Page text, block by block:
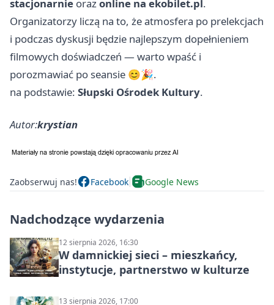
stacjonarnie orazonline na ekobilet.pl.
Organizatorzy liczą na to, że atmosfera po prelekcjach
i podczas dyskusji będzie najlepszym dopełnieniem
filmowych doświadczeń — warto wpaść i
porozmawiać po seansie 😊🎉.
na podstawie: Słupski Ośrodek Kultury.
Autor:krystian
Zaobserwuj nas! Facebook Google News
Nadchodzące wydarzenia
12 sierpnia 2026, 16:30
W damnickiej sieci – mieszkańcy,
instytucje, partnerstwo w kulturze
13 sierpnia 2026, 17:00